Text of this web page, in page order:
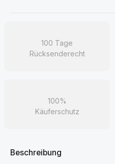
100 Tage
Rücksenderecht
100%
Käuferschutz
Beschreibung